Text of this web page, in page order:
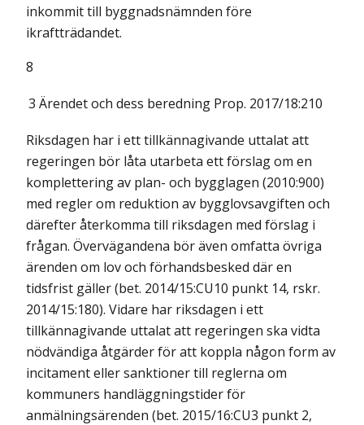
inkommit till byggnadsnämnden före
ikraftträdandet.
8
3 Ärendet och dess beredning Prop. 2017/18:210
Riksdagen har i ett tillkännagivande uttalat att
regeringen bör låta utarbeta ett förslag om en
komplettering av plan- och bygglagen (2010:900)
med regler om reduktion av bygglovsavgiften och
därefter återkomma till riksdagen med förslag i
frågan. Övervägandena bör även omfatta övriga
ärenden om lov och förhandsbesked där en
tidsfrist gäller (bet. 2014/15:CU10 punkt 14, rskr.
2014/15:180). Vidare har riksdagen i ett
tillkännagivande uttalat att regeringen ska vidta
nödvändiga åtgärder för att koppla någon form av
incitament eller sanktioner till reglerna om
kommuners handläggningstider för
anmälningsärenden (bet. 2015/16:CU3 punkt 2,